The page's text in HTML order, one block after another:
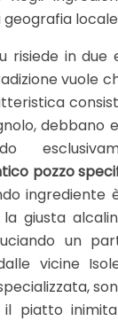
risiede in due
vuole
debbano
pozzo
ingrediente
giusta
un
vicine
piatto